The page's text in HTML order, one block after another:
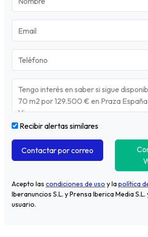
Recibir alertas similares
Contactar por correo
Acepto las condiciones de uso y lapolítica
Iberanuncios S.L. y Prensa Iberica Media
usuario.